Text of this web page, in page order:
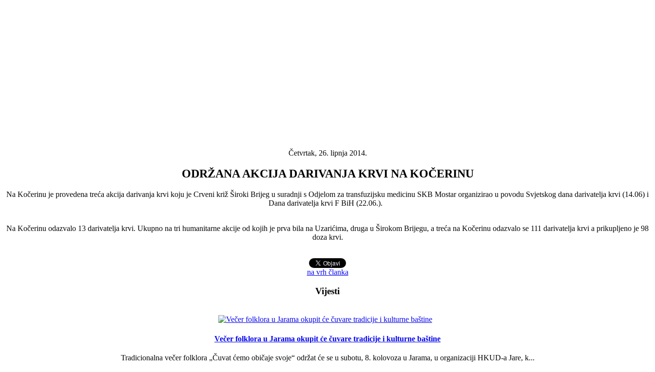
Četvrtak, 26. lipnja 2014.
ODRŽANA AKCIJA DARIVANJA KRVI NA KOČERINU
Na Kočerinu je provedena treća akcija darivanja krvi koju je Crveni križ Široki Brijeg u suradnji s Odjelom za transfuzijsku medicinu SKB Mostar organizirao u povodu Svjetskog dana darivatelja krvi (14.06) i
Dana darivatelja krvi F BiH (22.06.).
Na Kočerinu odazvalo 13 darivatelja krvi. Ukupno na tri humanitarne akcije od kojih je prva bila na Uzarićima, druga u Širokom Brijegu, a treća na Kočerinu odazvalo se 111 darivatelja krvi a prikupljeno je 98
doza krvi.
na vrh članka
Vijesti
Večer folklora u Jarama okupit će čuvare tradicije i kulturne baštine
Tradicionalna večer folklora „Čuvat ćemo običaje svoje“ održat će se u subotu, 8. kolovoza u Jarama, u organizaciji HKUD-a Jare, k...